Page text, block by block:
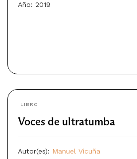
Año: 2019
LIBRO
Voces de ultratumba
Autor(es): Manuel Vicuña